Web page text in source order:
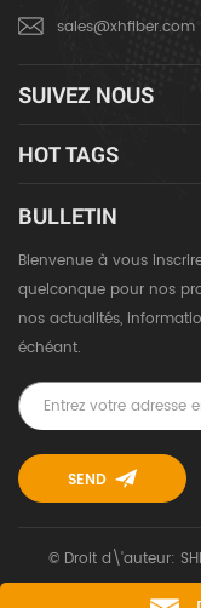
sales@xhfiber.com
SUIVEZ NOUS
HOT TAGS
BULLETIN
Bienvenue à vous
quelconque pour nos
nos actualités,
échéant.
© Droit d\'auteur: